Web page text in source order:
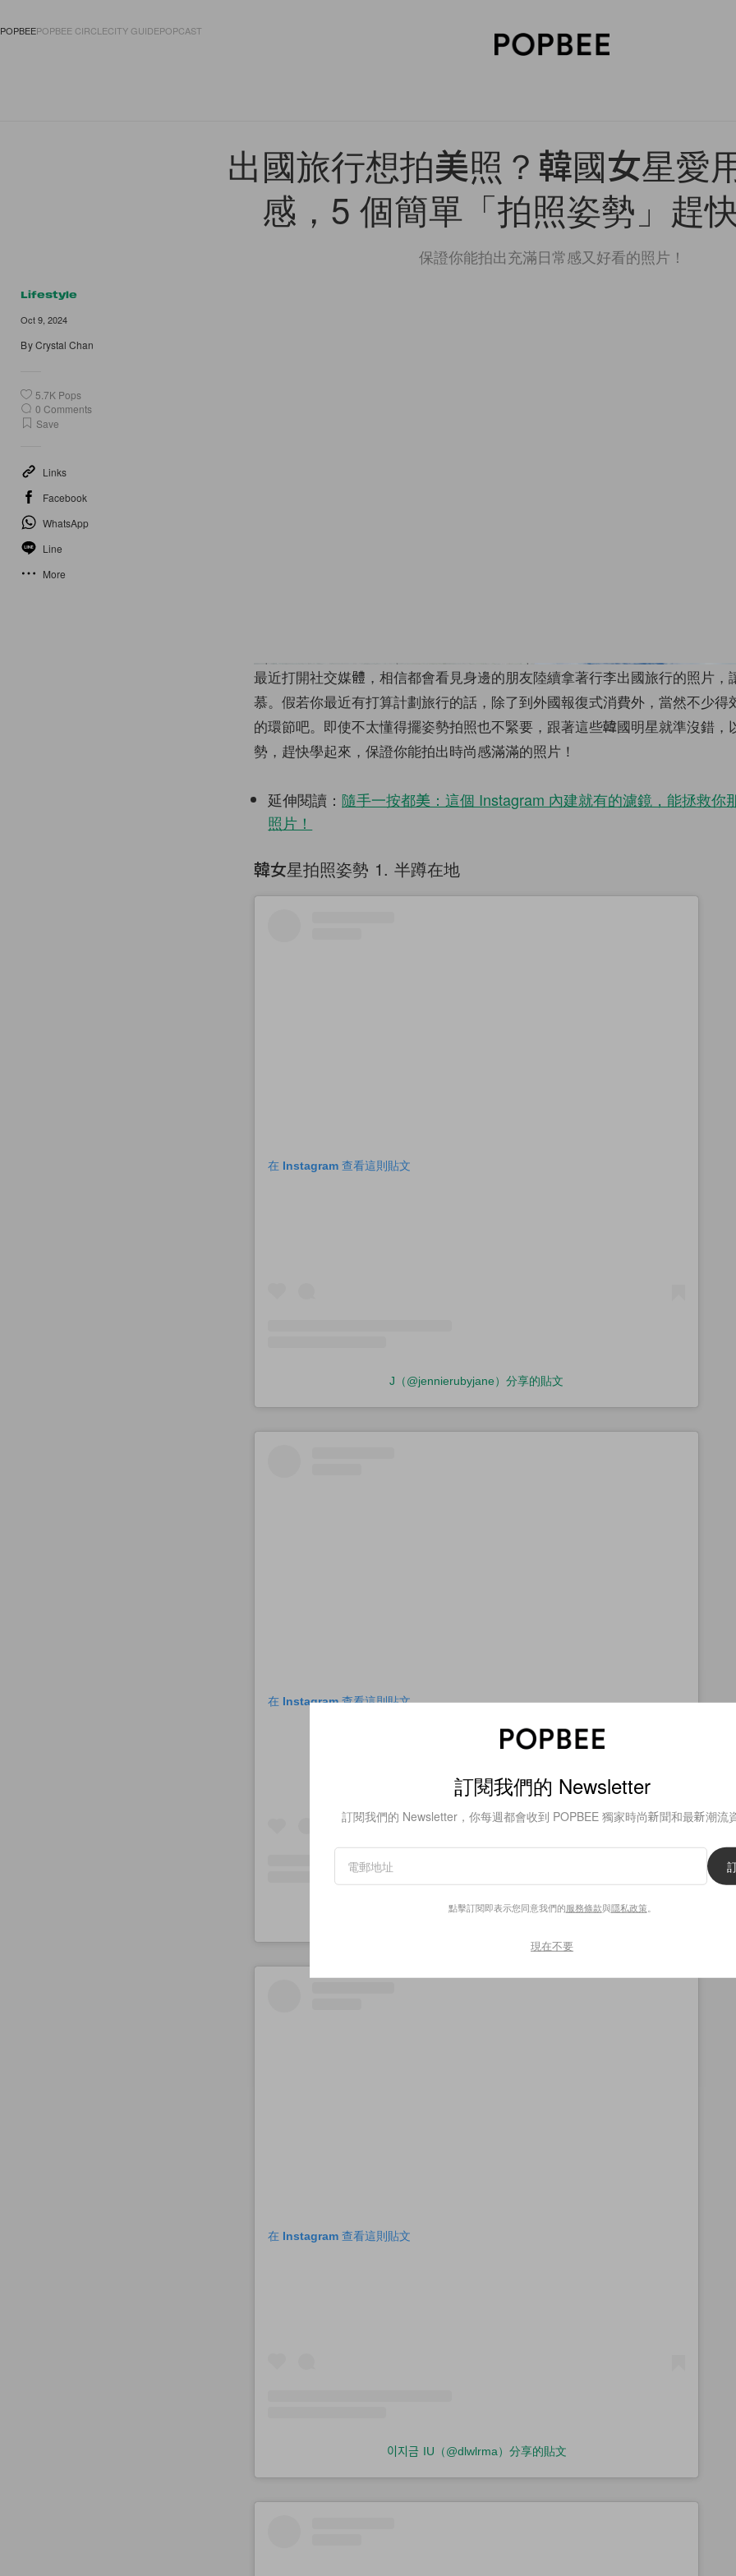
POPBEEPOPBEE CIRCLECITY GUIDEPOPCAST
出國旅行想拍美照？韓國女星愛
感，5 個簡單「拍照姿勢」趕
保證你能拍出充滿日常感又好看的照片！
Lifestyle
Oct 9, 2024
ByCrystal Chan
5.7K Pops
0 Comments
Save
Links
Facebook
WhatsApp
Line
More
最近打開社交媒體，相信都會看見身邊的朋友陸續拿著行李出國旅行的照片，
慕。假若你最近有打算計劃旅行的話，除了到外國報復式消費外，當然不少得
的環節吧。即使不太懂得擺姿勢拍照也不緊要，跟著這些韓國明星就準沒錯，
勢，趕快學起來，保證你能拍出時尚感滿滿的照片！
延伸閱讀：隨手一按都美：這個 Instagram 內建就有的濾鏡，能拯救你
照片！
韓女星拍照姿勢 1. 半蹲在地
在 Instagram 查看這則貼文
J（@jennierubyjane）分享的貼文
在 Instagram 查看這則貼文
TWICE（@twicetagram）分享的貼文
在 Instagram 查看這則貼文
이지금 IU（@dlwlrma）分享的貼文
訂閱我們的 Newsletter
訂閱我們的 Newsletter，你每週都會收到 POPBEE 獨家時尚新聞和最新潮流
點擊訂閱即表示您同意我們的服務條款與隱私政策。
現在不要